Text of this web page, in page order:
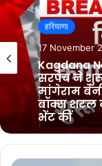
हरियाणा
17 November
Kagdana
10 November
Sirsa
अनोखी
डॉ.